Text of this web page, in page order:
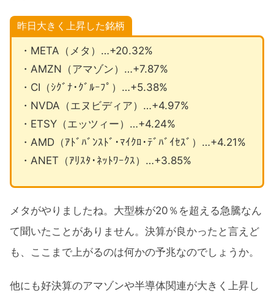
昨日大きく上昇した銘柄
・META（メタ）…+20.32%
・AMZN（アマゾン）…+7.87%
・CI（ｼｸﾞﾅ･ｸﾞﾙｰﾌﾟ）…+5.38%
・NVDA（エヌビディア）…+4.97%
・ETSY（エッツィー）…+4.24%
・AMD（ｱﾄﾞﾊﾞﾝｽﾄﾞ･ﾏｲｸﾛ･ﾃﾞﾊﾞｲｾｽﾞ）…+4.21%
・ANET（ｱﾘｽﾀ･ﾈｯﾄﾜｰｸｽ）…+3.85%
メタがやりましたね。大型株が20％を超える急騰なん
て聞いたことがありません。決算が良かったと言えど
も、ここまで上がるのは何かの予兆なのでしょうか。
他にも好決算のアマゾンや半導体関連が大きく上昇し